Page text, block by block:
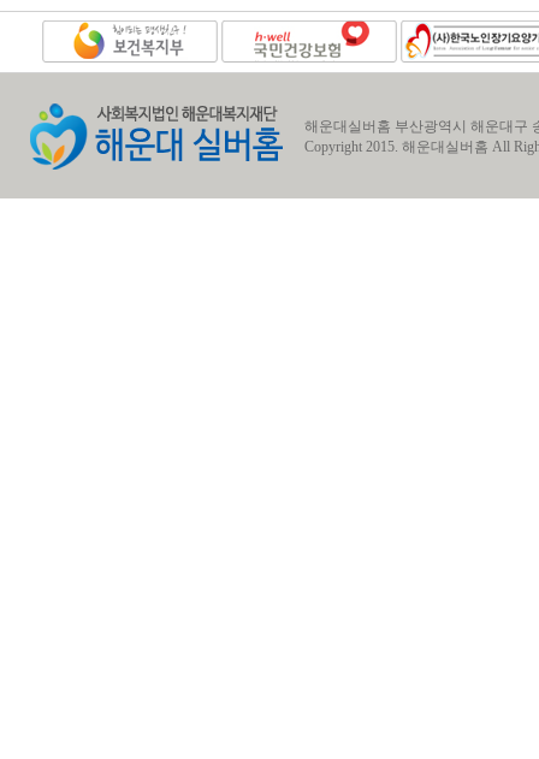
해운대실버홈 부산광역시 해운대구
Copyright 2015. 해운대실버홈 All